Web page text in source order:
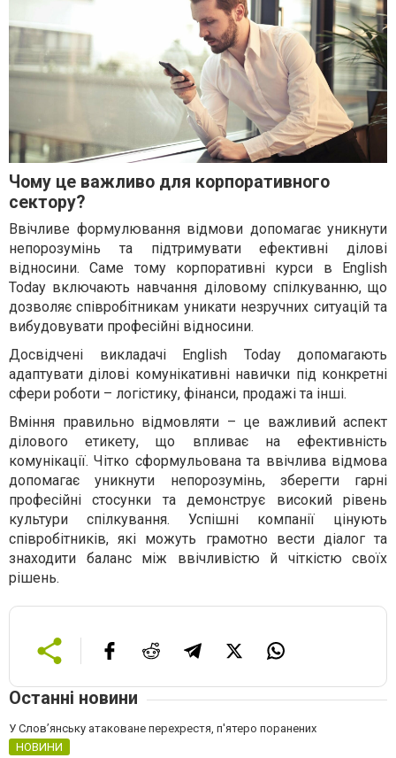
Чому це важливо для корпоративного
сектору?
Ввічливе формулювання відмови допомагає уникнути
непорозумінь та підтримувати ефективні ділові
відносини. Саме тому корпоративні курси в English
Today включають навчання діловому спілкуванню, що
дозволяє співробітникам уникати незручних ситуацій та
вибудовувати професійні відносини.
Досвідчені викладачі English Today допомагають
адаптувати ділові комунікативні навички під конкретні
сфери роботи – логістику, фінанси, продажі та інші.
Вміння правильно відмовляти – це важливий аспект
ділового етикету, що впливає на ефективність
комунікації. Чітко сформульована та ввічлива відмова
допомагає уникнути непорозумінь, зберегти гарні
професійні стосунки та демонструє високий рівень
культури спілкування. Успішні компанії цінують
співробітників, які можуть грамотно вести діалог та
знаходити баланс між ввічливістю й чіткістю своїх
рішень.
Останні новини
У Слов’янську атаковане перехрестя, п'ятеро поранених
НОВИНИ